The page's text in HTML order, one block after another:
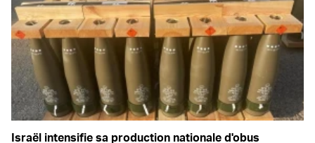
Israël intensifie sa production nationale d'obus